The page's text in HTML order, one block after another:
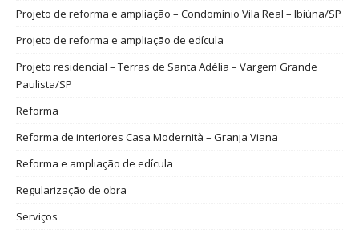
Projeto de reforma e ampliação – Condomínio Vila Real – Ibiúna/SP
Projeto de reforma e ampliação de edícula
Projeto residencial – Terras de Santa Adélia – Vargem Grande
Paulista/SP
Reforma
Reforma de interiores Casa Modernità – Granja Viana
Reforma e ampliação de edícula
Regularização de obra
Serviços